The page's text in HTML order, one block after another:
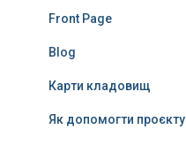
Front Page
Blog
Карти кладовищ
Як допомогти проєкту